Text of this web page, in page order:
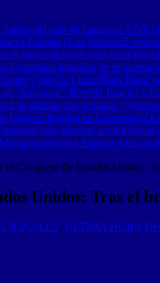
del aire 46 emisoras: CNP
Esparta | Los Informa2
el marco del mes rosa en el
Continúan jornadas de
y fusión: Luna Blues Band
“Informa2” Beverly Bracho y
Las últimas dos semanas |
Gestión Pública en Carabobo:
que generan acción
(Nueva Esparta) | En las
el Congreso de Estados Unidos:
Unidos: Tras el
, ULTIMA HORA